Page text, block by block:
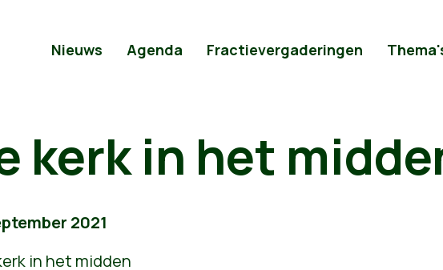
Nieuws Agenda Fractievergaderingen
kerk in het
2021